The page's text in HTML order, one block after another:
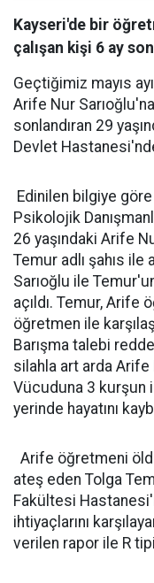
Kayseri'de bir
çalışan kişi 6 ay
Geçtiğimiz mayıs
Arife Nur
sonlandıran 29
Devlet
Edinilen bilgiye
Psikolojik
26 yaşındaki Arife
Temur adlı şahıs
Sarıoğlu ile
açıldı. Temur, Arife
öğretmen ile
Barışma talebi
silahla art arda Arife
Vücuduna 3 kurşun
yerinde hayatını
Arife öğretmeni
ateş eden Tolga
Fakültesi
ihtiyaçlarını
verilen rapor ile R